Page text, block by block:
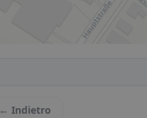
← Indietro